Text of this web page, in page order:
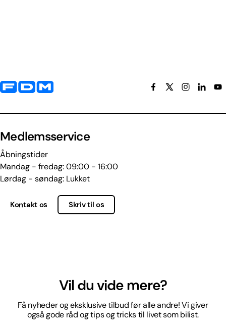
Yderligere information og kontaktoplysninger
Medlemsservice
Åbningstider
Mandag - fredag: 09:00 - 16:00
Lørdag - søndag: Lukket
Kontakt os Skriv til os
Vil du vide mere?
Få nyheder og eksklusive tilbud før alle andre! Vi giver
også gode råd og tips og tricks til livet som bilist.